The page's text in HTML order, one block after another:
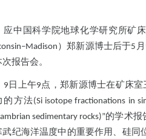
应中国科学院地球化学研究所矿
）郑新源博士后于5 月
报告会。
9 日上午9 点，郑新源博士在矿床
的方法(Si isotope fractionations in
sedimentary rocks)”的学术报
武纪海洋温度中的重要作用、硅同